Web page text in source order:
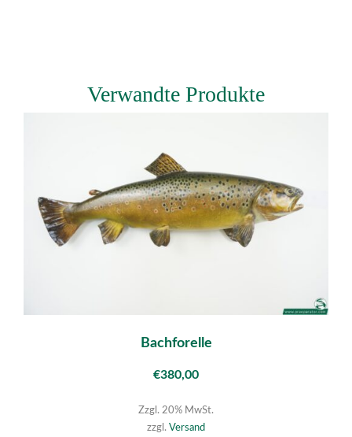
Verwandte Produkte
Bachforelle
€380,00
Zzgl. 20% MwSt.
zzgl. Versand